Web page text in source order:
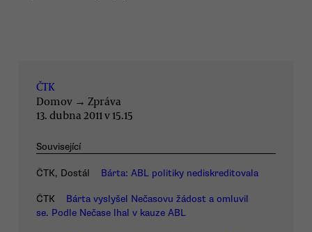
ČTK
Domov → Zpráva
13. dubna 2011 v 15.15
Související
ČTK, Dostál Bárta: ABL politiky nediskreditovala
ČTK
Bárta vyslyšel Nečasovu žádost a omluvil
se. Podle Nečase lhal v kauze ABL